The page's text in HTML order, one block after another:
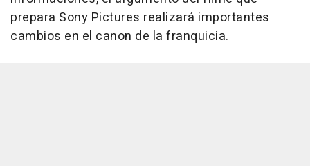
prepara Sony Pictures realizará importantes
cambios en el canon de la franquicia.